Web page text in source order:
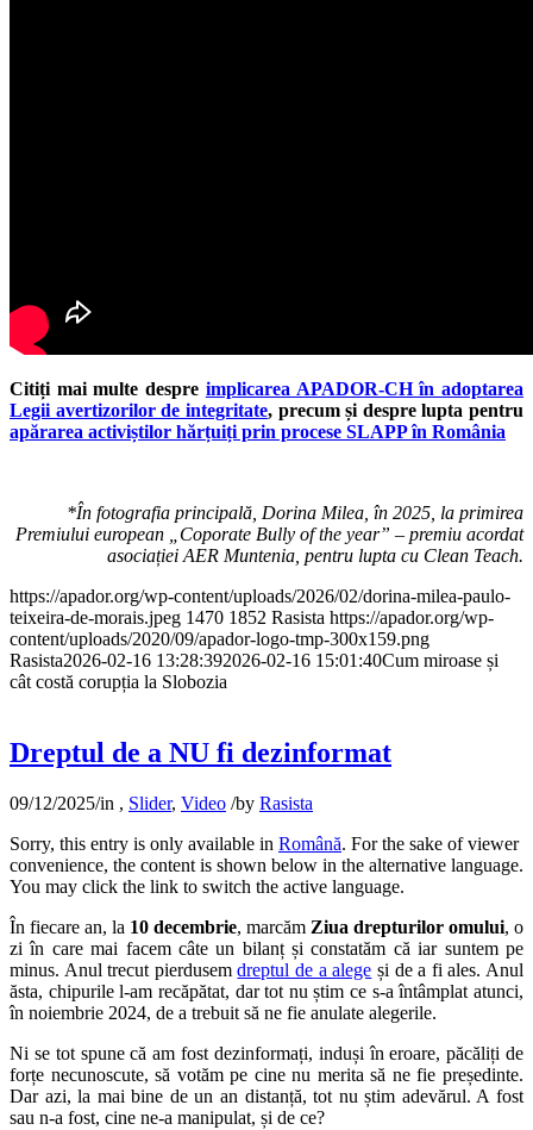
Citiți mai multe despre implicarea APADOR-CH în adoptarea
Legii avertizorilor de integritate, precum și despre lupta pentru
apărarea activiștilor hărțuiți prin procese SLAPP în România
*În fotografia principală, Dorina Milea, în 2025, la primirea
Premiului european „Coporate Bully of the year” – premiu acordat
asociației AER Muntenia, pentru lupta cu Clean Teach.
https://apador.org/wp-content/uploads/2026/02/dorina-milea-paulo-
teixeira-de-morais.jpeg 1470 1852 Rasista https://apador.org/wp-
content/uploads/2020/09/apador-logo-tmp-300x159.png
Rasista2026-02-16 13:28:392026-02-16 15:01:40Cum miroase și
cât costă corupția la Slobozia
Dreptul de a NU fi dezinformat
09/12/2025/in , Slider, Video /by Rasista
Sorry, this entry is only available in Română. For the sake of viewer
convenience, the content is shown below in the alternative language.
You may click the link to switch the active language.
În fiecare an, la 10 decembrie, marcăm Ziua drepturilor omului, o
zi în care mai facem câte un bilanț și constatăm că iar suntem pe
minus. Anul trecut pierdusemdreptul de a alege și de a fi ales. Anul
ăsta, chipurile l-am recăpătat, dar tot nu știm ce s-a întâmplat atunci,
în noiembrie 2024, de a trebuit să ne fie anulate alegerile.
Ni se tot spune că am fost dezinformați, induși în eroare, păcăliți de
forțe necunoscute, să votăm pe cine nu merita să ne fie președinte.
Dar azi, la mai bine de un an distanță, tot nu știm adevărul. A fost
sau n-a fost, cine ne-a manipulat, și de ce?